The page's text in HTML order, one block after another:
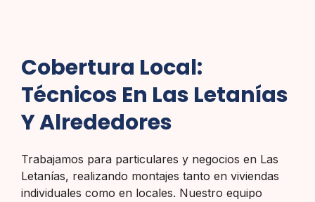
Cobertura Local:
Técnicos En Las Letanías
Y Alrededores
Trabajamos para particulares y negocios en Las
Letanías, realizando montajes tanto en viviendas
individuales como en locales. Nuestro equipo